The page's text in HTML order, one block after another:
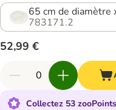
65 cm de diamètre
783171.2
52,99 €
Collectez 53